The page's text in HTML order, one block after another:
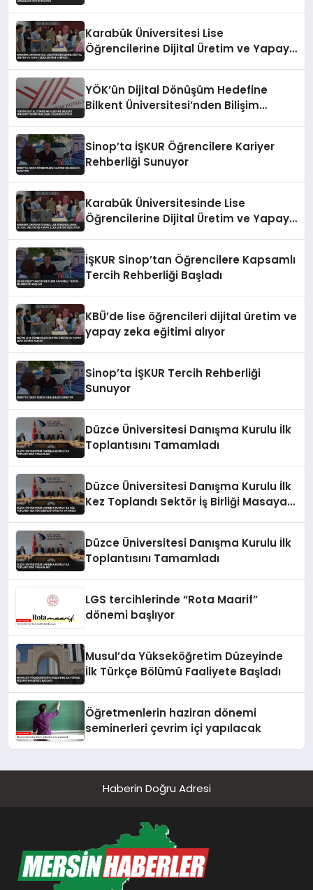
Karabük Üniversitesi Lise
Öğrencilerine Dijital Üretim ve Yapay
YÖK’ün Dijital Dönüşüm Hedefine
Bilkent Üniversitesi’nden Bilişim
Sinop’ta İŞKUR Öğrencilere Kariyer
Rehberliği Sunuyor
Karabük Üniversitesinde Lise
Öğrencilerine Dijital Üretim ve Yapay
İŞKUR Sinop’tan Öğrencilere Kapsamlı
Tercih Rehberliği Başladı
KBÜ’de lise öğrencileri dijital üretim ve
yapay zeka eğitimi alıyor
Sinop’ta İŞKUR Tercih Rehberliği
Sunuyor
Düzce Üniversitesi Danışma Kurulu İlk
Toplantısını Tamamladı
Düzce Üniversitesi Danışma Kurulu İlk
Kez Toplandı Sektör İş Birliği Masaya
Düzce Üniversitesi Danışma Kurulu İlk
Toplantısını Tamamladı
LGS tercihlerinde “Rota Maarif”
dönemi başlıyor
Musul’da Yükseköğretim Düzeyinde
İlk Türkçe Bölümü Faaliyete Başladı
Öğretmenlerin haziran dönemi
seminerleri çevrim içi yapılacak
Haberin Doğru Adresi